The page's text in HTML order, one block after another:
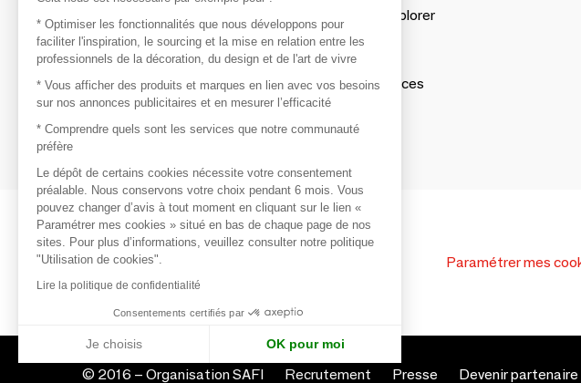
Les produits de milliers de fournisseurs à explorer
S'inspirer
Inspiration et sélections de produits tendances
Contacter
Paramétrer mes
© 2016 – Organisation SAFI Recrutement Presse Devenir partenaire
* Optimiser les fonctionnalités que nous développons pour
faciliter l'inspiration, le sourcing et la mise en relation entre les
professionnels de la décoration, du design et de l'art de vivre
* Vous afficher des produits et marques en lien avec vos besoins
sur nos annonces publicitaires et en mesurer l’efficacité
* Comprendre quels sont les services que notre communauté
préfère
Le dépôt de certains cookies nécessite votre consentement
préalable. Nous conservons votre choix pendant 6 mois. Vous
pouvez changer d’avis à tout moment en cliquant sur le lien «
Paramétrer mes cookies » situé en bas de chaque page de nos
sites. Pour plus d’informations, veuillez consulter notre politique
"Utilisation de cookies".
Lire la politique de confidentialité
Consentements certifiés par
Je choisis OK pour moi
Axeptio consent
Plateforme de Gestion du Consentement : Personnalisez vos Options